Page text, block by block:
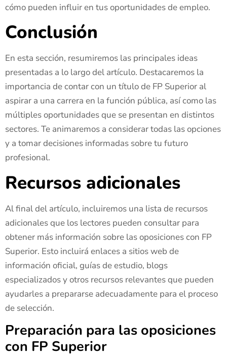
cómo pueden influir en tus oportunidades de empleo.
Conclusión
En esta sección, resumiremos las principales ideas
presentadas a lo largo del artículo. Destacaremos la
importancia de contar con un título de FP Superior al
aspirar a una carrera en la función pública, así como las
múltiples oportunidades que se presentan en distintos
sectores. Te animaremos a considerar todas las opciones
y a tomar decisiones informadas sobre tu futuro
profesional.
Recursos adicionales
Al final del artículo, incluiremos una lista de recursos
adicionales que los lectores pueden consultar para
obtener más información sobre las oposiciones con FP
Superior. Esto incluirá enlaces a sitios web de
información oficial, guías de estudio, blogs
especializados y otros recursos relevantes que pueden
ayudarles a prepararse adecuadamente para el proceso
de selección.
Preparación para las oposiciones
con FP Superior